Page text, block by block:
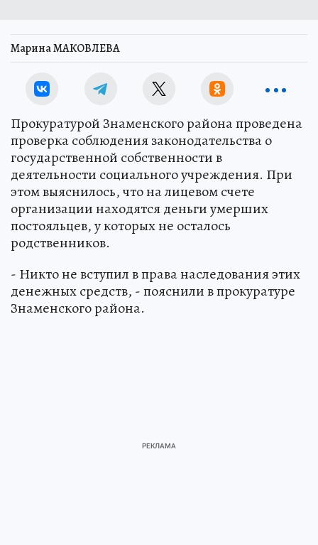
Марина МАКОВЛЕВА
Прокуратурой Знаменского района проведена
проверка соблюдения законодательства о
государственной собственности в
деятельности социального учреждения. При
этом выяснилось, что на лицевом счете
организации находятся деньги умерших
постояльцев, у которых не осталось
родственников.
- Никто не вступил в права наследования этих
денежных средств, - пояснили в прокуратуре
Знаменского района.